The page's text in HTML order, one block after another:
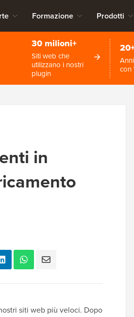
Formazione Prodotti
30 milioni+
Siti web che
utilizzano i nostri
plugin
con
in
siti web più veloci. Dopo